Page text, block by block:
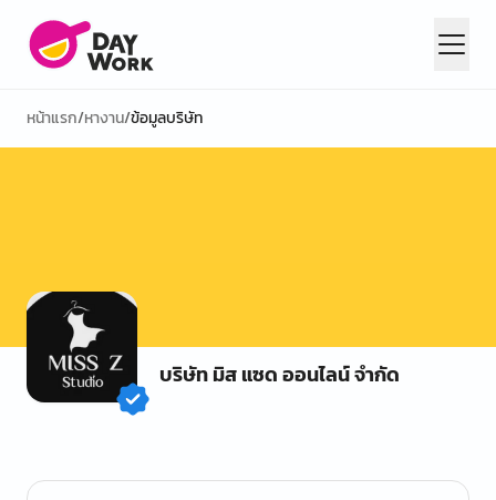
หน้าแรก/หางาน/ข้อมูลบริษัท
บริษัท มิส แซด ออนไลน์ จำกัด